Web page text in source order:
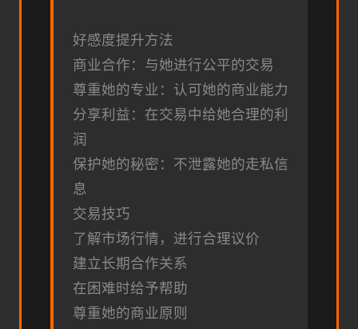
好感度提升方法
商业合作：与她进行公平的交易
尊重她的专业：认可她的商业能力
分享利益：在交易中给她合理的利
润
保护她的秘密：不泄露她的走私信
息
交易技巧
了解市场行情，进行合理议价
建立长期合作关系
在困难时给予帮助
尊重她的商业原则